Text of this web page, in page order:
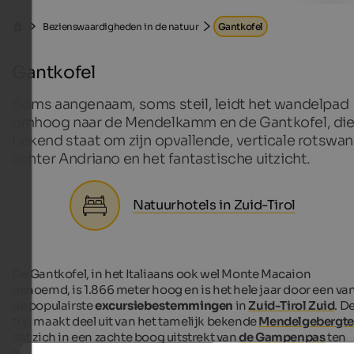
Bezienswaardigheden in de natuur Gantkofel
Gantkofel
Soms aangenaam, soms steil, leidt het wandelpad
omhoog naar de Mendelkamm en de Gantkofel, die
bekend staat om zijn opvallende, verticale
achter Andriano en het fantastische uitzicht.
Natuurhotels in Zuid-Tirol
De Gantkofel, in het Italiaans ook wel Monte Macaion
genoemd, is 1.866 meter hoog en is het hele jaar door een
de populairsteexcursiebestemmingen inZuid-Tirol Zuid.
top maakt deel uit van het tamelijk bekendeMendelgebergte
dat zich in een zachte boog uitstrekt vande Gampenpasten